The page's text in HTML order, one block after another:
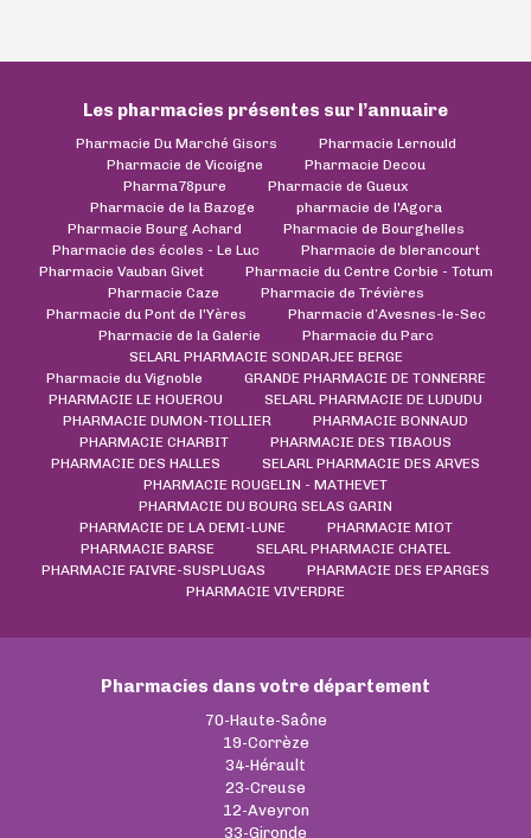
Les pharmacies présentes sur l’annuaire
Pharmacie Du Marché Gisors
Pharmacie Lernould
Pharmacie de Vicoigne
Pharmacie Decou
Pharma78pure
Pharmacie de Gueux
Pharmacie de la Bazoge
pharmacie de l'Agora
Pharmacie Bourg Achard
Pharmacie de Bourghelles
Pharmacie des écoles - Le Luc
Pharmacie de blerancourt
Pharmacie Vauban Givet
Pharmacie du Centre Corbie - Totum
Pharmacie Caze
Pharmacie de Trévières
Pharmacie du Pont de l'Yères
Pharmacie d’Avesnes-le-Sec
Pharmacie de la Galerie
Pharmacie du Parc
SELARL PHARMACIE SONDARJEE BERGE
Pharmacie du Vignoble
GRANDE PHARMACIE DE TONNERRE
PHARMACIE LE HOUEROU
SELARL PHARMACIE DE LUDUDU
PHARMACIE DUMON-TIOLLIER
PHARMACIE BONNAUD
PHARMACIE CHARBIT
PHARMACIE DES TIBAOUS
PHARMACIE DES HALLES
SELARL PHARMACIE DES ARVES
PHARMACIE ROUGELIN - MATHEVET
PHARMACIE DU BOURG SELAS GARIN
PHARMACIE DE LA DEMI-LUNE
PHARMACIE MIOT
PHARMACIE BARSE
SELARL PHARMACIE CHATEL
PHARMACIE FAIVRE-SUSPLUGAS
PHARMACIE DES EPARGES
PHARMACIE VIV'ERDRE
Pharmacies dans votre département
70-Haute-Saône
19-Corrèze
34-Hérault
23-Creuse
12-Aveyron
33-Gironde